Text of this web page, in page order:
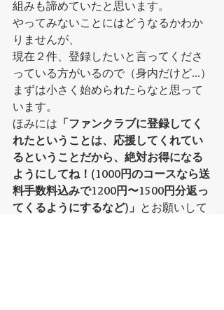
組みも諦めていたと思います。
やってみないことにはどうなるかわか
りませんが、
現在２件、登録したいと言ってくださ
っている方がいるので（身内だけど…）
まずは小さく始められたらなと思って
います。
ほみには 「ファンクラブに登録してく
れたということは、応援してくれてい
るということだから、絶対お得になる
ようにしてね！(1000円のコースなら送
料手数料込みで1200円〜1500円分返っ
てくるようにするなど)」 とお願いして